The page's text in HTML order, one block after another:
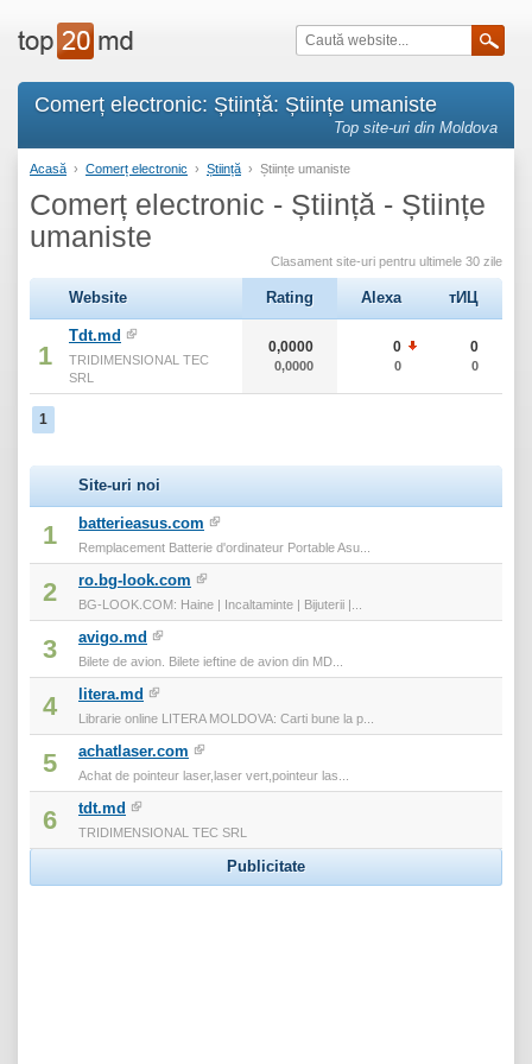
Comerț electronic: Știință: Științe umaniste
Top site-uri din Moldova
Acasă › Comerț electronic › Știință › Științe umaniste
Comerț electronic - Știință - Științe
umaniste
Clasament site-uri pentru ultimele 30 zile
Website Rating Alexa тИЦ
1
Tdt.md
TRIDIMENSIONAL TEC
SRL
0,0000
0,0000
0
0
0
0
1
Site-uri noi
1 batterieasus.com
Remplacement Batterie d'ordinateur Portable Asu...
2 ro.bg-look.com
BG-LOOK.COM: Haine | Incaltaminte | Bijuterii |...
3 avigo.md
Bilete de avion. Bilete ieftine de avion din MD...
4 litera.md
Librarie online LITERA MOLDOVA: Carti bune la p...
5 achatlaser.com
Achat de pointeur laser,laser vert,pointeur las...
6 tdt.md
TRIDIMENSIONAL TEC SRL
Publicitate